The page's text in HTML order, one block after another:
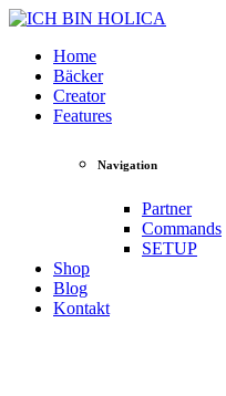
Home
Bäcker
Creator
Features
Navigation
Partner
Commands
SETUP
Shop
Blog
Kontakt